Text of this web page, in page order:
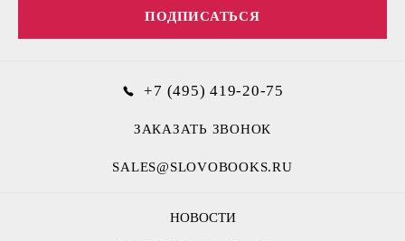
НОВОСТИ
ПОДПИСАТЬСЯ
+7 (495) 419-20-75
ЗАКАЗАТЬ ЗВОНОК
SALES@SLOVOBOOKS.RU